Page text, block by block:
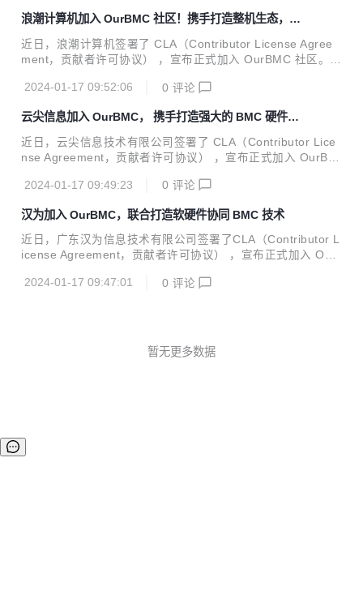
南、长沙、常州等地设有分子公司及研发中心。公司自成立以
来，始终坚持自主创新理念，推出多款存储控制器芯片、固态
存储产品及数据安全解决方案，产品覆盖数据中心，边缘计
金融、电力、轨交、网安等领域的建设中。 芯盛智能持续加大
浪潮计算机加入 OurBMC 社区！携手打造整机生态，推
动 BMC 技术加速发展
近日，浪潮计算机签署了 CLA（Contributor License Agree
ment，贡献者许可协议） ，宣布正式加入 OurBMC 社区。
品的研发生产、方案设计及实施服务的科技企业，旗下计算
品阵列丰富、性能优异，已广泛应用于政府、金融、通信、能
源等关键行业，助力用户跨越创新变革深水区，支撑用户更好
地驭势驭数前行。 坚持精研产品、共建生态的发展模式，浪潮
计算机以强大的技术实力和深厚的产业积累为依托，不断主导
创新技术软硬件产品的协同创新，携手生态伙伴攻坚创新技术
2024-01-17 09:52:06 0 评论
云尖信息加入 OurBMC， 携手打造强大的 BMC 硬件生
态
近日，云尖信息技术有限公司签署了 CLA（Contributor Lice
nse Agreement，贡献者许可协议） ，宣布正式加入 OurBM
萧山注册成立，是拥有先进研发和制造能力的数字化产品一站
累，主营业务包括客户化产品定制、研发及技术服务、电子制
造服务等，目前已与信息技术、芯片工程、3D 打印、智慧医
疗、汽车电子、智慧能源等数十个行业领域的近百家知名客户
开展成功合作。 公司创始人朱升宏先生曾供职于华为、新华
三，并担任新华三研发总裁、供应链副总裁等职务，在 I...
2024-01-17 09:49:23 0 评论
汉为加入 OurBMC，联合打造软硬件协同 BMC 技术
近日，广东汉为信息技术有限公司签署了CLA（Contributor L
icense Agreement，贡献者许可协议） ，宣布正式加入 Our
国产化计算机体系根部企业，专业从事国产化计算机产品的研
计、边缘计算机及物联网、AI 及 5G 小站、安全可信计算等。
2024-01-17 09:47:01 0 评论
暂无更多数据